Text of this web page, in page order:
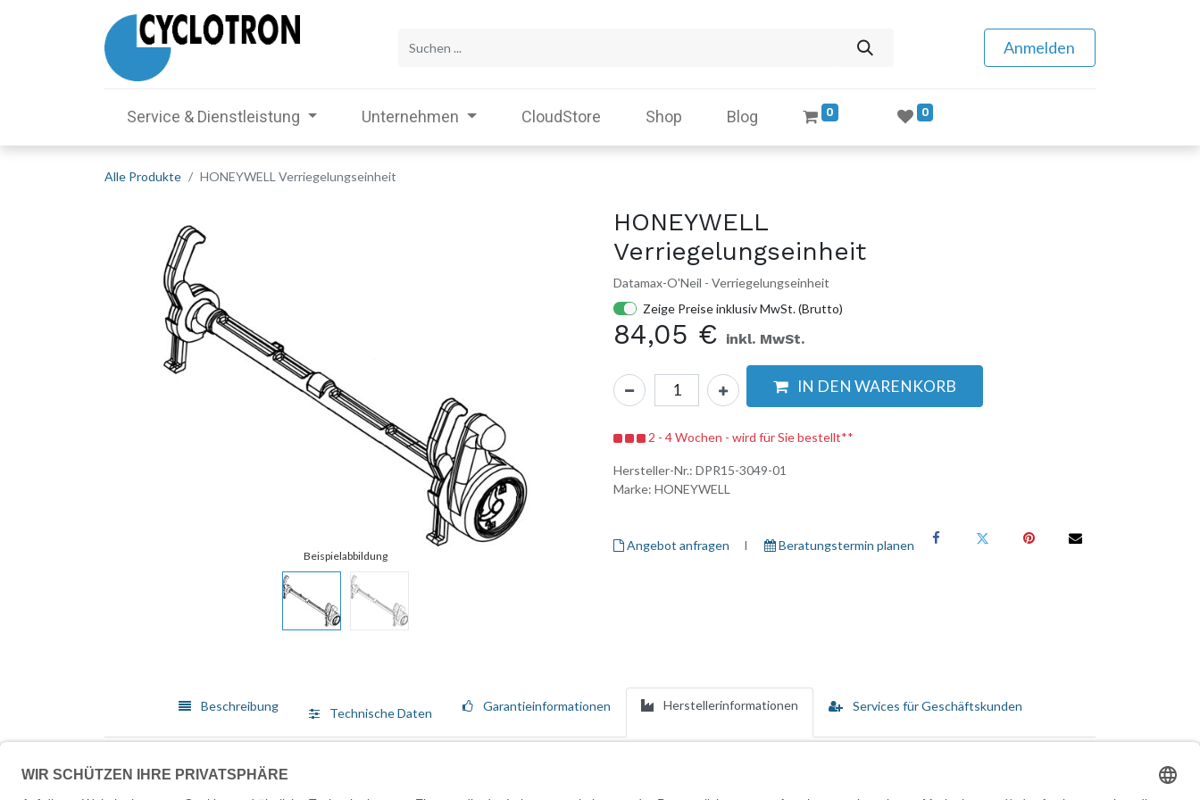
Anmelden
Service & Dienstleistung Unternehmen CloudStore Shop Blog 0 0
Alle Produkte HONEYWELL Verriegelungseinheit
HONEYWELL
Verriegelungseinheit
Datamax-O'Neil - Verriegelungseinheit
Zeige Preise inklusiv MwSt. (Brutto)
84,05 € inkl. MwSt.
IN DEN WARENKORB
2 - 4 Wochen - wird für Sie bestellt**
Hersteller-Nr.: DPR15-3049-01
Marke: HONEYWELL
Angebot anfragen I ​ Beratungstermin planen
Beschreibung Technische Daten Garantieinformationen Herstellerinformationen Services für Geschäftskunden